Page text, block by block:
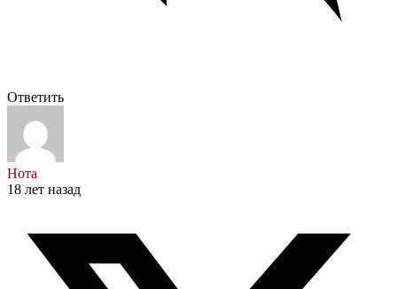
Ответить
Нота
18 лет назад